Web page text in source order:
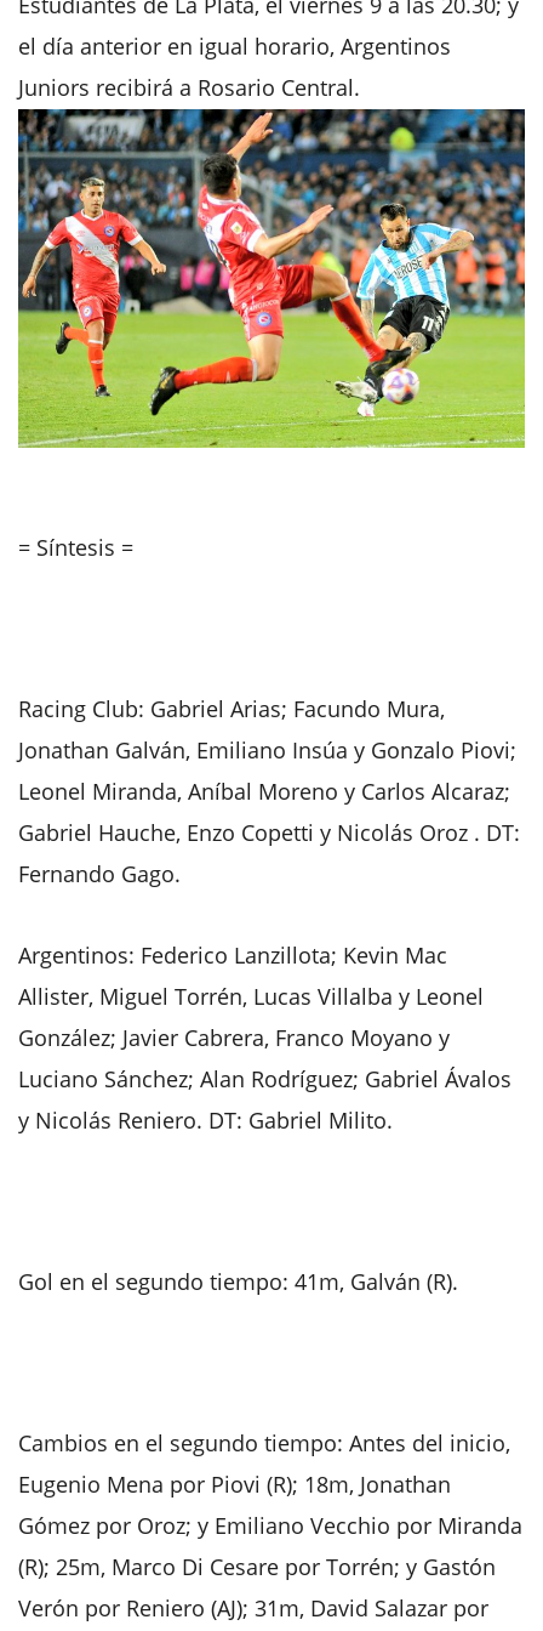
el día anterior en igual horario, Argentinos
Juniors recibirá a Rosario Central.
= Síntesis =
Racing Club: Gabriel Arias; Facundo Mura,
Jonathan Galván, Emiliano Insúa y Gonzalo Piovi;
Leonel Miranda, Aníbal Moreno y Carlos Alcaraz;
Gabriel Hauche, Enzo Copetti y Nicolás Oroz . DT:
Fernando Gago.
Argentinos: Federico Lanzillota; Kevin Mac
Allister, Miguel Torrén, Lucas Villalba y Leonel
González; Javier Cabrera, Franco Moyano y
Luciano Sánchez; Alan Rodríguez; Gabriel Ávalos
y Nicolás Reniero. DT: Gabriel Milito.
Gol en el segundo tiempo: 41m, Galván (R).
Cambios en el segundo tiempo: Antes del inicio,
Eugenio Mena por Piovi (R); 18m, Jonathan
Gómez por Oroz; y Emiliano Vecchio por Miranda
(R); 25m, Marco Di Cesare por Torrén; y Gastón
Verón por Reniero (AJ); 31m, David Salazar por